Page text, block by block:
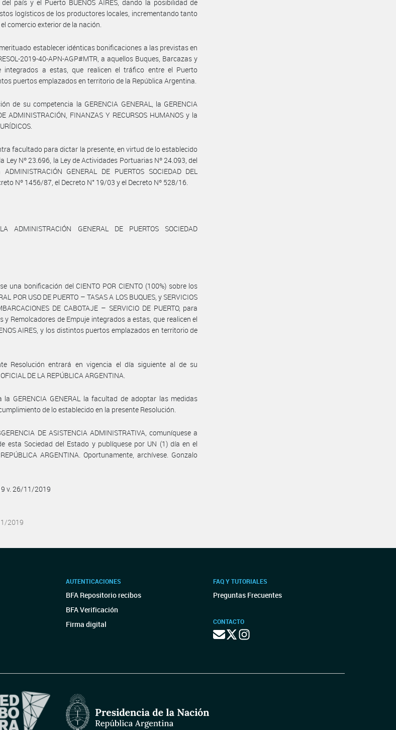
país y el Puerto BUENOS AIRES, dando la posibilidad de
logísticos de los productores locales, incrementando tanto
comercio exterior de la nación.
establecer idénticas bonificaciones a las previstas en
2019-40-APN-AGP#MTR, a aquellos Buques, Barcazas y
integrados a estas, que realicen el tráfico entre el Puerto
puertos emplazados en territorio de la República Argentina.
de su competencia la GERENCIA GENERAL, la GERENCIA
ADMINISTRACIÓN, FINANZAS Y RECURSOS HUMANOS y la
facultado para dictar la presente, en virtud de lo establecido
Ley Nº 23.696, la Ley de Actividades Portuarias Nº 24.093, del
GENERAL DE PUERTOS SOCIEDAD DEL
Nº 1456/87, el Decreto N° 19/03 y el Decreto Nº 528/16.
ADMINISTRACIÓN GENERAL DE PUERTOS SOCIEDAD
una bonificación del CIENTO POR CIENTO (100%) sobre los
POR USO DE PUERTO – TASAS A LOS BUQUES, y SERVICIOS
DE CABOTAJE – SERVICIO DE PUERTO, para
y Remolcadores de Empuje integrados a estas, que realicen el
AIRES, y los distintos puertos emplazados en territorio de
Resolución entrará en vigencia el día siguiente al de su
DE LA REPÚBLICA ARGENTINA.
la GERENCIA GENERAL la facultad de adoptar las medidas
de lo establecido en la presente Resolución.
DE ASISTENCIA ADMINISTRATIVA, comuníquese a
esta Sociedad del Estado y publíquese por UN (1) día en el
ARGENTINA. Oportunamente, archívese. Gonzalo
v. 26/11/2019
2019
AUTENTICACIONES
BFA Repositorio recibos
BFA Verificación
Firma digital
FAQ Y TUTORIALES
Preguntas Frecuentes
CONTACTO